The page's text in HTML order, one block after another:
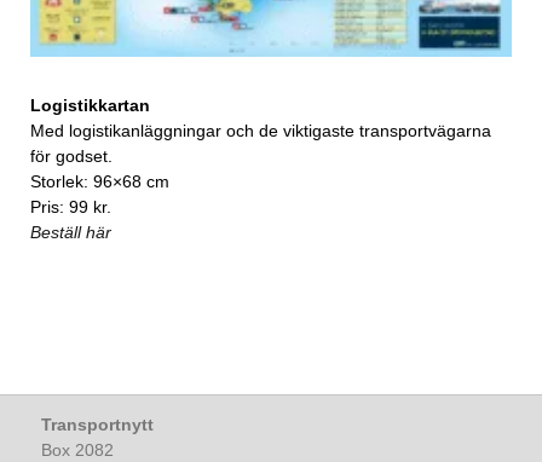
Logistikkartan
Med logistikanläggningar och de viktigaste transportvägarna
för godset.
Storlek: 96×68 cm
Pris: 99 kr.
Beställ här
Transportnytt
Box 2082